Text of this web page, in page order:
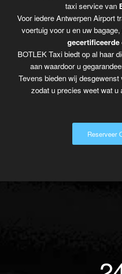
taxi service van
Voor iedere Antwerpen Airport
voertuig voor u en uw
BOTLEK Taxi biedt op al haar
aan waardoor u
Tevens bieden wij
zodat u precies weet wat u
Reserveer